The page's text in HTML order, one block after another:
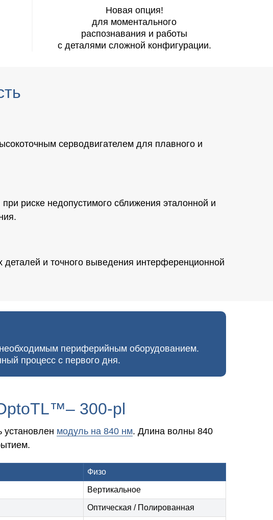
Новая опция!
для моментального
распознавания и работы
с деталями сложной конфигурации.
серводвигателем для плавного и
риске недопустимого сближения эталонной и
и точного выведения интерференционной
периферийным оборудованием.
процесс с первого дня.
300-pl
установлен модуль на 840 нм. Длина волны 840
Физо
Вертикальное
Оптическая / Полированная